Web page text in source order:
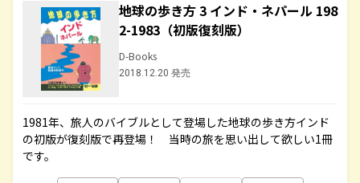
地球の歩き方 3 インド・ネパール 198
2-1983（初版復刻版）
D-Books
2018.12.20 発売
1981年、旅人のバイブルとして登場した地球の歩き方インド
の初版が復刻版で再登場！ 当時の旅を思い出して欲しい1冊
です。